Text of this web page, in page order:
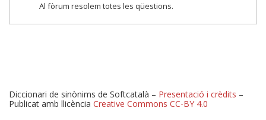
Al fòrum resolem totes les qüestions.
Diccionari de sinònims de Softcatalà – Presentació i crèdits –
Publicat amb llicència Creative Commons CC-BY 4.0